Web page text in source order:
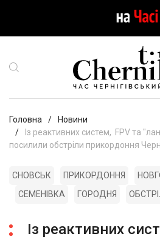
Головна
Новини
Із реактивних систем, FPV та
посилили обстріли прикордоння
СНОВСЬК ПРИКОРДОННЯ
СЕМЕНІВКА
ГОРОДНЯ
Із реактивних